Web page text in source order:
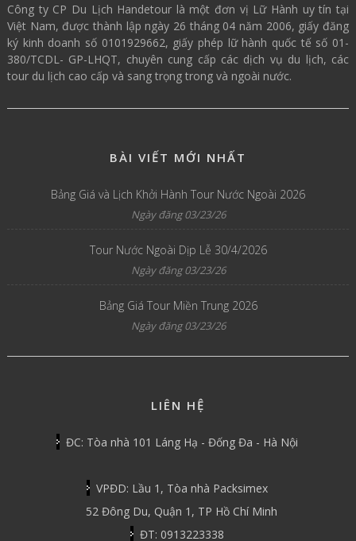
Công ty CP Du Lịch Handetour là một đơn vị Lữ Hành uy tín tại
Việt Nam, được thành lập ngày 26 tháng 04 năm 2006, giấy đăng
ký kinh doanh số 0101929662, giấy phép lữ hành quốc tế số 01-
380/TCDL- GP-LHQT, chuyên cung cấp các dịch vụ du lịch, các
tour du lịch cao cấp và sang trọng trong và ngoài nước.
BÀI VIẾT MỚI NHẤT
Bảng Giá và Lịch Khởi Hành Tour Nước Ngoài 2026
Ngày đăng 03/23/26
Tour Nước Ngoài Dịp Lễ 30/4/2026
Ngày đăng 03/23/26
Bảng Giá Tour Miền Trung 2026
Ngày đăng 03/23/26
LIÊN HỆ
ĐC: Tòa nhà 101 Láng Hạ - Đống Đa - Hà Nội
VPĐD: Lầu 1, Tòa nhà Packsimex
52 Đông Du, Quận 1, TP Hồ Chí Minh
ĐT: 0913223338